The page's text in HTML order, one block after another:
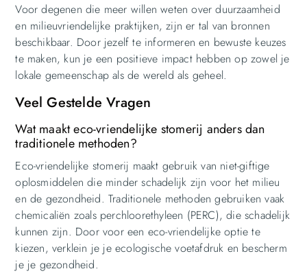
Voor degenen die meer willen weten over duurzaamheid
en milieuvriendelijke praktijken, zijn er tal van bronnen
beschikbaar. Door jezelf te informeren en bewuste keuzes
te maken, kun je een positieve impact hebben op zowel je
lokale gemeenschap als de wereld als geheel.
Veel Gestelde Vragen
Wat maakt eco-vriendelijke stomerij anders dan
traditionele methoden?
Eco-vriendelijke stomerij maakt gebruik van niet-giftige
oplosmiddelen die minder schadelijk zijn voor het milieu
en de gezondheid. Traditionele methoden gebruiken vaak
chemicaliën zoals perchloorethyleen (PERC), die schadelijk
kunnen zijn. Door voor een eco-vriendelijke optie te
kiezen, verklein je je ecologische voetafdruk en bescherm
je je gezondheid.